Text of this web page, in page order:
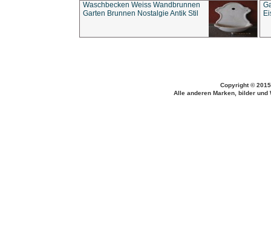
Waschbecken Weiss Wandbrunnen
Garten Brunnen Nostalgie Antik Stil
Copyright ©
Alle anderen Marken, bilder und